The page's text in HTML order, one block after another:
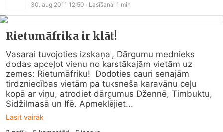
30. aug 2011 12:50 · Lasīšanai 1 min
Rietumāfrika ir klāt!
Vasarai tuvojoties izskaņai, Dārgumu mednieks
dodas apceļot vienu no karstākajām vietām uz
zemes: Rietumāfriku!  Dodoties cauri senajām
tirdzniecības vietām pa tuksneša karavānu ceļu
kopā ar viņu, atrodiet dārgumus Džennē, Timbuktu,
Sidžilmasā un Ifē. Apmeklējiet...
Lasīt vairāk